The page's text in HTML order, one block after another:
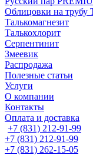
Облицовки на трубу
Талькомагнезит
Талькохлорит
Серпентинит
Змеевик
Распродажа
Полезные статьи
Услуги
О компании
Контакты
Оплата и доставка
+7 (831) 212-91-99
+7 (831) 212-91-99
+7 (831) 262-15-05